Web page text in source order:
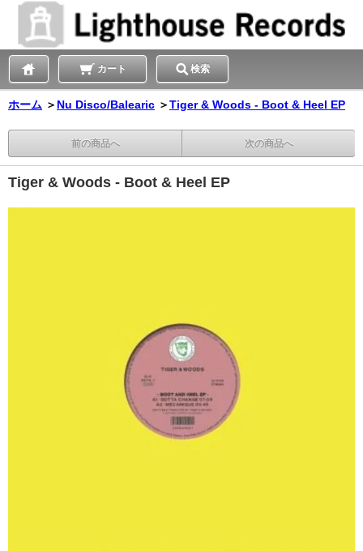
カート 検索
ホーム ＞ Nu Disco/Balearic ＞Tiger & Woods - Boot & Heel EP
前の商品へ 次の商品へ
Tiger & Woods - Boot & Heel EP